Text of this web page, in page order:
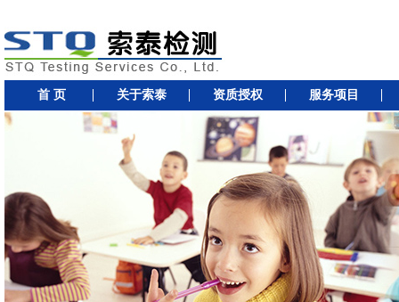
首 页 关于索泰 资质授权 服务项目